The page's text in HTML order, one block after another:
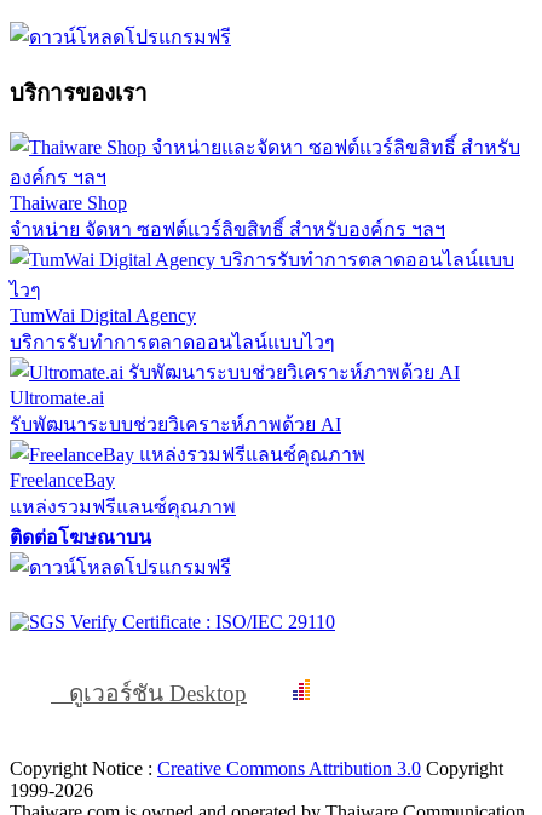
บริการของเรา
Thaiware Shop
จำหน่าย จัดหา ซอฟต์แวร์ลิขสิทธิ์ สำหรับองค์กร ฯลฯ
TumWai Digital Agency
บริการรับทำการตลาดออนไลน์แบบไวๆ
Ultromate.ai
รับพัฒนาระบบช่วยวิเคราะห์ภาพด้วย AI
FreelanceBay
แหล่งรวมฟรีแลนซ์คุณภาพ
ติดต่อโฆษณาบน
ดูเวอร์ชัน Desktop
Copyright Notice : Creative Commons Attribution 3.0 Copyright
1999-2026